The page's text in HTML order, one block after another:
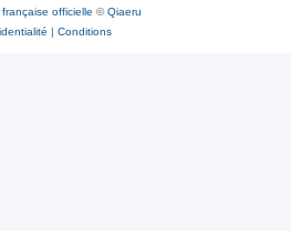
officielle ©Qiaeru
| Conditions